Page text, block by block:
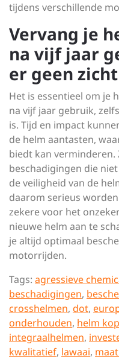
tijdens verschillende
Vervang je
na vijf jaar
er geen
Het is essentieel om je
na vijf jaar gebruik,
is. Tijd en impact
de helm aantasten,
biedt kan
beschadigingen die
de veiligheid van de
daarom serieus
zekere voor het
nieuwe helm aan te
je altijd optimaal
motorrijden.
Tags: agressieve
beschadigingen,
crosshelmen, dot,
onderhouden, helm
integraalhelmen,
kwalitatief, lawaai,